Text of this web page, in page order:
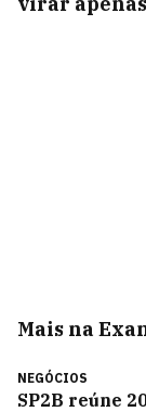
Mais na
NEGÓCIOS
SP2B reúne